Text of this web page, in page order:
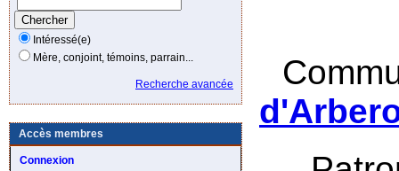
Intéressé(e)
Mère, conjoint, témoins, parrain...
Recherche avancée
Accès membres
Connexion